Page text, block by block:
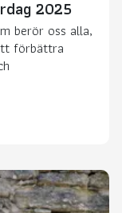
2025
berör oss alla,
förbättra